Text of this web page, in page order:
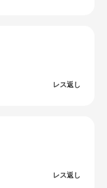
レス返し
レス返し